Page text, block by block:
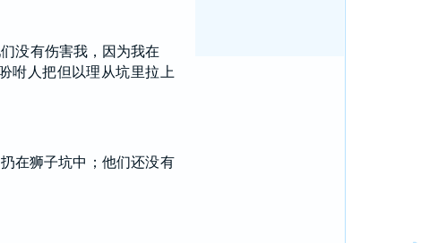
没有伤害我，因为我在
咐人把但以理从坑里拉上
在狮子坑中；他们还没有